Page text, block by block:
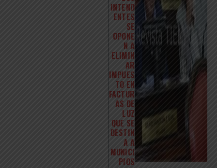
INTEND
ENTES
SE
OPONE
N A
ELIMIN
AR
IMPUES
TO EN
FACTUR
AS DE
LUZ
QUE SE
DESTIN
A A
MUNICI
PIOS